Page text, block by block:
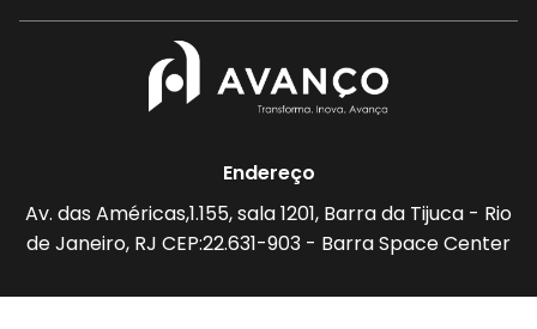
Endereço
Av. das Américas,1.155, sala 1201, Barra da Tijuca - Rio
de Janeiro, RJ CEP:22.631-903 - Barra Space Center